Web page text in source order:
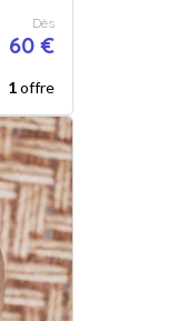
Dès
60 €
1offre